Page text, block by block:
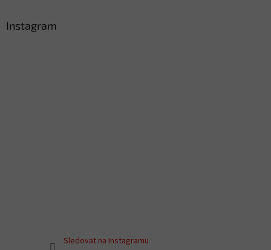
Instagram
Sledovat na Instagramu